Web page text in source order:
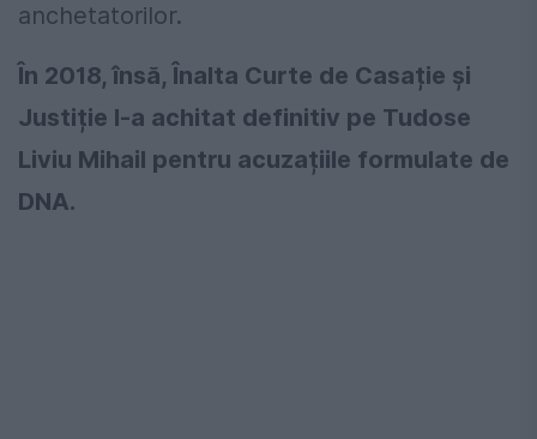
anchetatorilor.
În 2018, însă, Înalta Curte de Casație și
Justiție l-a achitat definitiv pe Tudose
Liviu Mihail pentru acuzațiile formulate de
DNA.